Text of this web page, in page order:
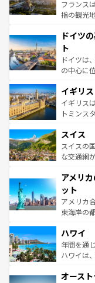
アートに
せる。地
ンテンツ
フランス
指の観光
で、幅広
聖堂、美
から魅了
れ、フラ
香り高い
らに、パ
も豊かな
を参照し
ドイツ
ト
ドイツは
の中心に
顔を持つ
ルリンの
してライ
は、お酒好
ドイツ情
イギリス
イギリス
トミンス
リアごと
ティー、
戦など、
ンツ一覧
スイス
スイスの
な交通網
の建物が
博物館も
ことがで
者向けの
着のスイ
アメリ
ット
アメリカ
東海岸の
のような
ンメント
西部には
部のニュ
ハワイ
年間を通
ハワイは
ワイ島は
オース